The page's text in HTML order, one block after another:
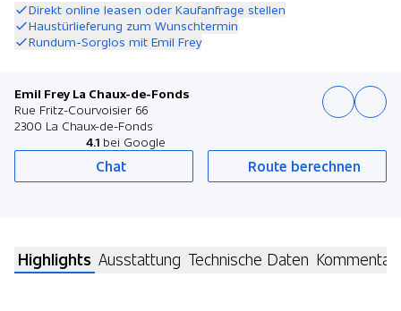
Direkt online leasen oder Kaufanfrage stellen
Haustürlieferung zum Wunschtermin
Rundum-Sorglos mit Emil Frey
Emil Frey La Chaux-de-Fonds
Rue Fritz-Courvoisier 66
2300 La Chaux-de-Fonds
4.1 bei Google
Chat Route berechnen
Highlights Ausstattung Technische Daten Kommentar